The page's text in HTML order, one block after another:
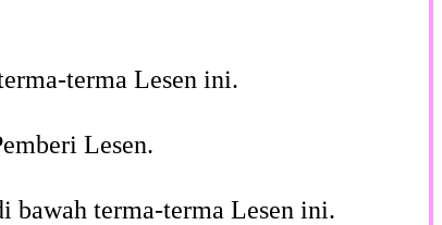
terma Lesen ini.
Lesen.
bawah terma-terma Lesen ini.